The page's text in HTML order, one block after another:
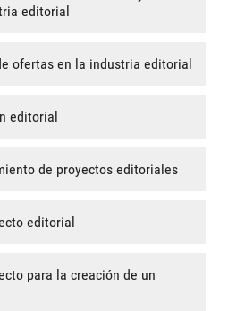
editorial
ofertas en la industria editorial
editorial
de proyectos editoriales
editorial
para la creación de un